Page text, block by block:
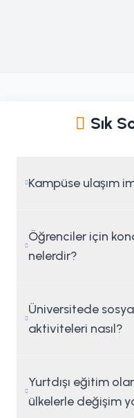
Sık
Kampüse ulaşım
Öğrenciler için
nelerdir?
Üniversitede
aktiviteleri nasıl?
Yurtdışı eğitim
ülkelerle değişim